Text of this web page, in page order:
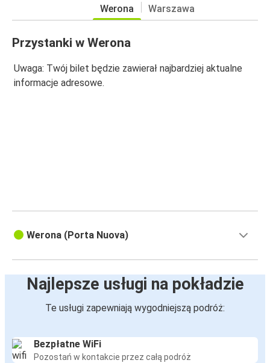
Werona Warszawa
Przystanki w Werona
Uwaga: Twój bilet będzie zawierał najbardziej aktualne
informacje adresowe.
Werona (Porta Nuova)
Najlepsze usługi na pokładzie
Te usługi zapewniają wygodniejszą podróż:
Bezpłatne WiFi
Pozostań w kontakcie przez całą podróż